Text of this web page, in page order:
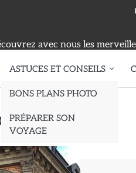
avec nous les
ASTUCES ET CONSEILS
BONS PLANS PHOTO
PRÉPARER SON
VOYAGE
Strasbourg